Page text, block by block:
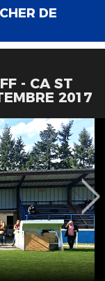
DE
- CA ST
2017